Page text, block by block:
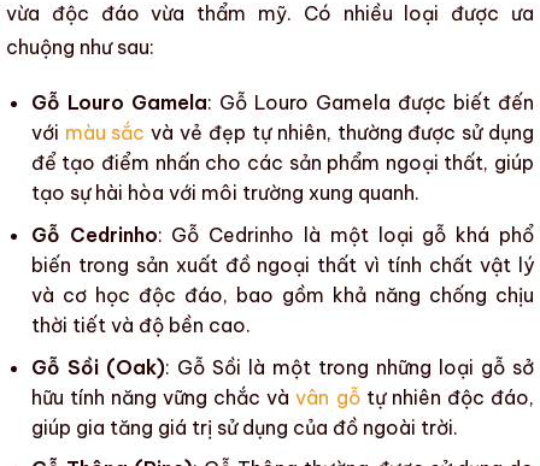
vừa độc đáo vừa thẩm mỹ. Có nhiều loại được ưa
chuộng như sau:
Gỗ Louro Gamela: Gỗ Louro Gamela được biết đến
với màu sắc và vẻ đẹp tự nhiên, thường được sử dụng
để tạo điểm nhấn cho các sản phẩm ngoại thất, giúp
tạo sự hài hòa với môi trường xung quanh.
Gỗ Cedrinho: Gỗ Cedrinho là một loại gỗ khá phổ
biến trong sản xuất đồ ngoại thất vì tính chất vật lý
và cơ học độc đáo, bao gồm khả năng chống chịu
thời tiết và độ bền cao.
Gỗ Sồi (Oak): Gỗ Sồi là một trong những loại gỗ sở
hữu tính năng vững chắc vàvân gỗ tự nhiên độc đáo,
giúp gia tăng giá trị sử dụng của đồ ngoài trời.